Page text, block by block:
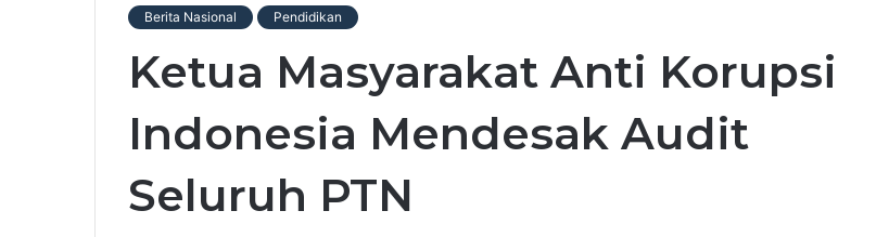
Berita Nasional Pendidikan
Ketua Masyarakat Anti Korupsi
Indonesia Mendesak Audit
Seluruh PTN